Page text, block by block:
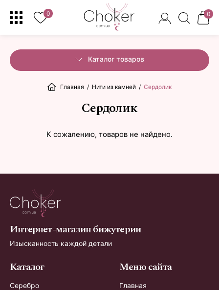
0 0
Каталог товаров
Главная / Нити из камней / Сердолик
Сердолик
К сожалению, товаров не найдено.
Интернет-магазин бижутерии
Изысканность каждой детали
Каталог
Серебро
Меню сайта
Главная